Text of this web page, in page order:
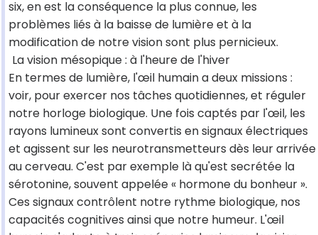
six, en est la conséquence la plus connue, les
problèmes liés à la baisse de lumière et à la
modification de notre vision sont plus pernicieux.
La vision mésopique : à l'heure de l'hiver
En termes de lumière, l'œil humain a deux missions :
voir, pour exercer nos tâches quotidiennes, et réguler
notre horloge biologique. Une fois captés par l'œil, les
rayons lumineux sont convertis en signaux électriques
et agissent sur les neurotransmetteurs dès leur arrivée
au cerveau. C'est par exemple là qu'est secrétée la
sérotonine, souvent appelée « hormone du bonheur ».
Ces signaux contrôlent notre rythme biologique, nos
capacités cognitives ainsi que notre humeur. L'œil